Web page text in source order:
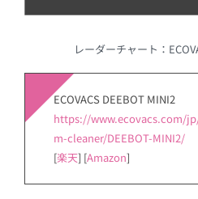
レーダーチャート：
ECOVACS DEEBOT MINI2
https://www.ecovacs.com/
m-cleaner/DEEBOT-MINI2/
[楽天] [Amazon]